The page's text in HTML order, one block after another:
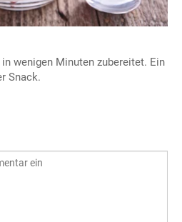
wenigen Minuten zubereitet. Ein
Snack.